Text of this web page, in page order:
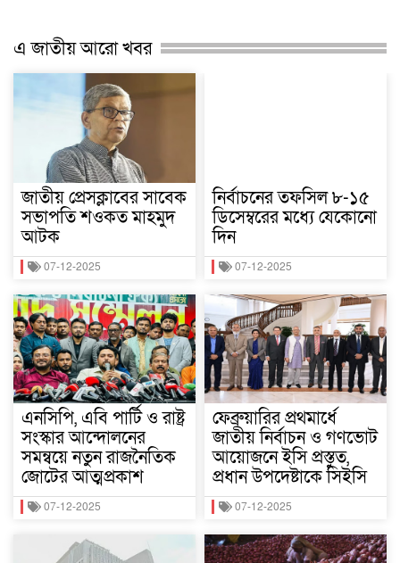
এ জাতীয় আরো খবর
জাতীয় প্রেসক্লাবের সাবেক
সভাপতি শওকত মাহমুদ
আটক
07-12-2025
এনসিপি, এবি পার্টি ও রাষ্ট্র
সংস্কার আন্দোলনের
সমন্বয়ে নতুন রাজনৈতিক
জোটের আত্মপ্রকাশ
07-12-2025
নির্বাচনের তফসিল ৮-১৫
ডিসেম্বরের মধ্যে যেকোনো
দিন
07-12-2025
ফেব্রুয়ারির প্রথমার্ধে
জাতীয় নির্বাচন ও গণভোট
আয়োজনে ইসি প্রস্তুত,
প্রধান উপদেষ্টাকে সিইসি
07-12-2025